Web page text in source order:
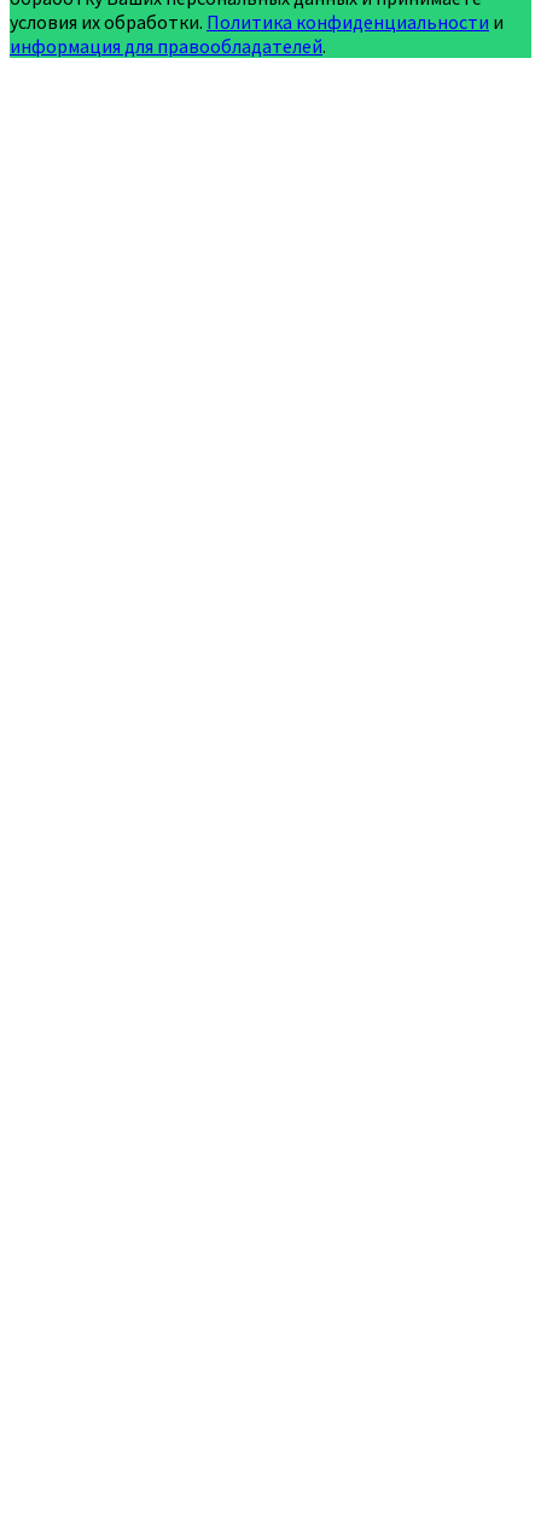
условия их обработки. Политика конфиденциальности и
информация для правообладателей.